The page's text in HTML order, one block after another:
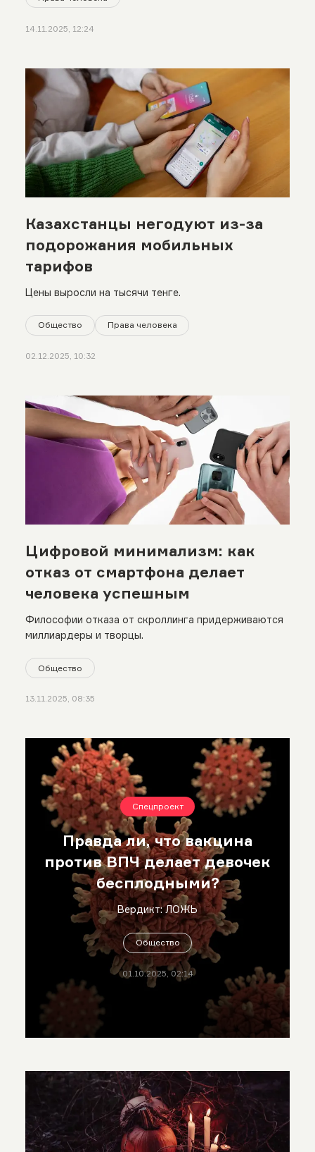
14.11.2025, 12:24
Казахстанцы негодуют из-за
подорожания мобильных
тарифов
Цены выросли на тысячи тенге.
Общество Права человека
02.12.2025, 10:32
Цифровой минимализм: как
отказ от смартфона делает
человека успешным
Философии отказа от скроллинга придерживаются
миллиардеры и творцы.
Общество
13.11.2025, 08:35
Спецпроект
Правда ли, что вакцина
против ВПЧ делает девочек
бесплодными?
Вердикт: ЛОЖЬ
Общество
01.10.2025, 02:14